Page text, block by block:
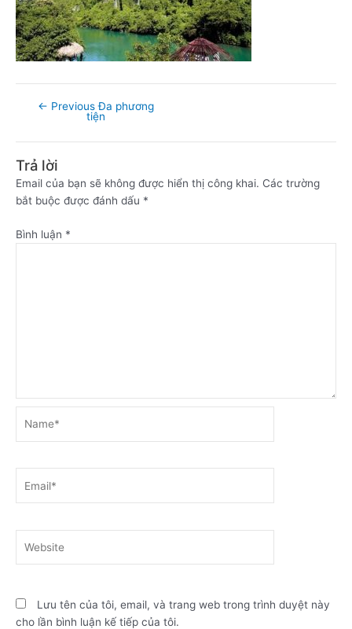
← Previous Đa phương
tiện
Trả lời
Email của bạn sẽ không được hiển thị công khai. Các trường
bắt buộc được đánh dấu *
Bình luận *
Lưu tên của tôi, email, và trang web trong trình duyệt này
cho lần bình luận kế tiếp của tôi.